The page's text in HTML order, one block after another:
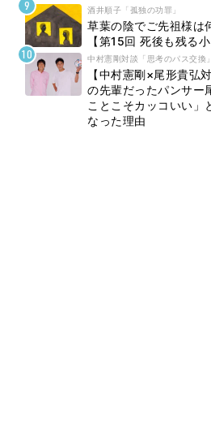
酒井順子「孤独の功罪」
草葉の陰でご先祖様は
【第15回 死後も残る小
中村憲剛対談「思考のパス交換」
【中村憲剛×尾形貴弘
の先輩だったパンサー
ことこそカッコいい」
なった理由